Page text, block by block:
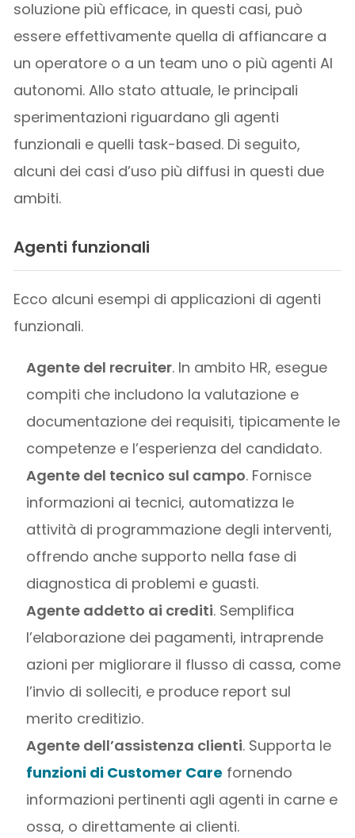
soluzione più efficace, in questi casi, può
essere effettivamente quella di affiancare a
un operatore o a un team uno o più agenti AI
autonomi. Allo stato attuale, le principali
sperimentazioni riguardano gli agenti
funzionali e quelli task-based. Di seguito,
alcuni dei casi d’uso più diffusi in questi due
ambiti.
Agenti funzionali
Ecco alcuni esempi di applicazioni di agenti
funzionali.
Agente del recruiter. In ambito HR, esegue
compiti che includono la valutazione e
documentazione dei requisiti, tipicamente le
competenze e l’esperienza del candidato.
Agente del tecnico sul campo. Fornisce
informazioni ai tecnici, automatizza le
attività di programmazione degli interventi,
offrendo anche supporto nella fase di
diagnostica di problemi e guasti.
Agente addetto ai crediti. Semplifica
l’elaborazione dei pagamenti, intraprende
azioni per migliorare il flusso di cassa, come
l’invio di solleciti, e produce report sul
merito creditizio.
Agente dell’assistenza clienti. Supporta le
funzioni di Customer Care fornendo
informazioni pertinenti agli agenti in carne e
ossa, o direttamente ai clienti.